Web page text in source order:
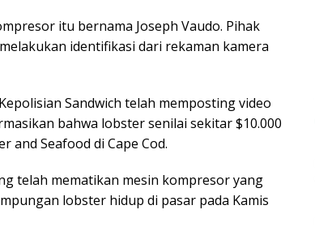
itu bernama Joseph Vaudo. Pihak
identifikasi dari rekaman kamera
Sandwich telah memposting video
bahwa lobster senilai sekitar $10.000
and Seafood di Cape Cod.
telah mematikan mesin kompresor yang
lobster hidup di pasar pada Kamis